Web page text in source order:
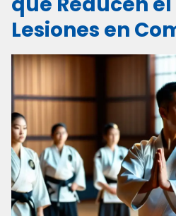
Lesiones en